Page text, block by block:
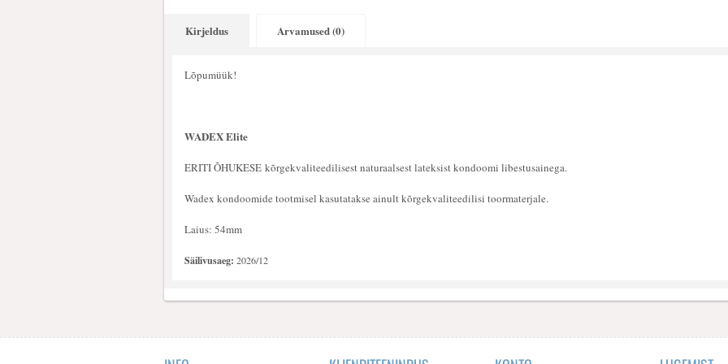
Kirjeldus Arvamused (0)
Lõpumüük!
WADEX Elite
ERITI ÕHUKESE kõrgekvaliteedilisest naturaalsest lateksist kondoomi libestusainega.
Wadex kondoomide tootmisel kasutatakse ainult kõrgekvaliteedilisi toormaterjale.
Laius: 54mm
Säilivusaeg: 2026/12